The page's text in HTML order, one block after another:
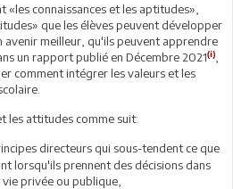
«les connaissances et les aptitudes»,
que les élèves peuvent développer
meilleur, qu'ils peuvent apprendre
un rapport publié en Décembre 2021(i)
comment intégrer les valeurs et les
les attitudes comme suit:
directeurs qui sous-tendent ce que
lorsqu'ils prennent des décisions dans
privée ou publique,